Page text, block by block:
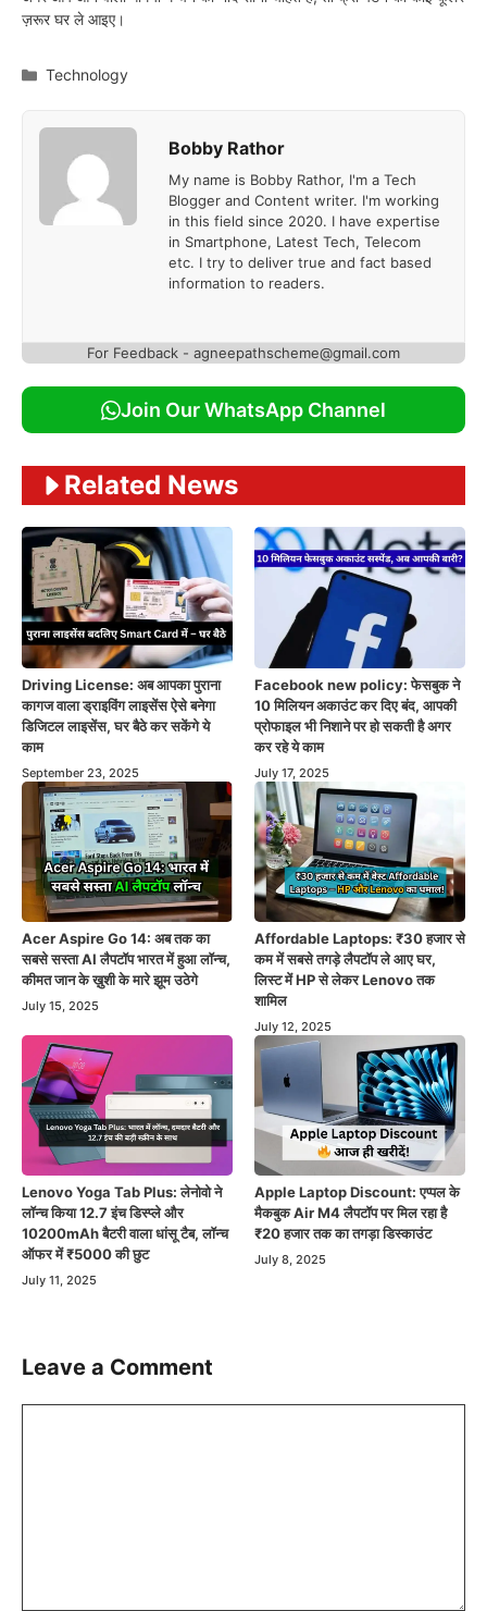
ज़रूर घर ले आइए।
Categories
Technology
Bobby Rathor
My name is Bobby Rathor, I'm a Tech
Blogger and Content writer. I'm working
in this field since 2020. I have expertise
in Smartphone, Latest Tech, Telecom
etc. I try to deliver true and fact based
information to readers.
For Feedback - agneepathscheme@gmail.com
Join Our WhatsApp Channel
Related News
Driving License: अब आपका पुराना
कागज वाला ड्राइविंग लाइसेंस ऐसे बनेगा
डिजिटल लाइसेंस, घर बैठे कर सकेंगे ये
काम
September 23, 2025
Facebook new policy: फेसबुक ने
10 मिलियन अकाउंट कर दिए बंद, आपकी
प्रोफाइल भी निशाने पर हो सकती है अगर
कर रहे ये काम
July 17, 2025
Acer Aspire Go 14: अब तक का
सबसे सस्ता AI लैपटॉप भारत में हुआ लॉन्च,
कीमत जान के ख़ुशी के मारे झूम उठेगे
July 15, 2025
Affordable Laptops: ₹30 हजार से
कम में सबसे तगड़े लैपटॉप ले आए घर,
लिस्ट में HP से लेकर Lenovo तक
शामिल
July 12, 2025
Lenovo Yoga Tab Plus: लेनोवो ने
लॉन्च किया 12.7 इंच डिस्प्ले और
10200mAh बैटरी वाला धांसू टैब, लॉन्च
ऑफर में ₹5000 की छुट
July 11, 2025
Apple Laptop Discount: एप्पल के
मैकबुक Air M4 लैपटॉप पर मिल रहा है
₹20 हजार तक का तगड़ा डिस्काउंट
July 8, 2025
Leave a Comment